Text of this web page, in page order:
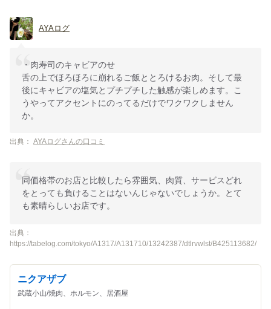
AYAログ
・肉寿司のキャビアのせ
舌の上でほろほろに崩れるご飯ととろけるお肉。そして最
後にキャビアの塩気とプチプチした触感が楽しめます。こ
うやってアクセントにのってるだけでワクワクしません
か。
出典： AYAログさんの口コミ
同価格帯のお店と比較したら雰囲気、肉質、サービスどれ
をとっても負けることはないんじゃないでしょうか。とて
も素晴らしいお店です。
出典：
https://tabelog.com/tokyo/A1317/A131710/13242387/dtlrvwlst/B425113682/
ニクアザブ
武蔵小山/焼肉、ホルモン、居酒屋